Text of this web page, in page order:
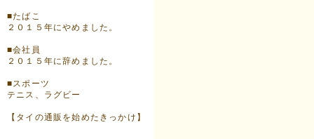
■たばこ
２０１５年にやめました。
■会社員
２０１５年に辞めました。
■スポーツ
テニス、ラグビー
【タイの通販を始めたきっかけ】